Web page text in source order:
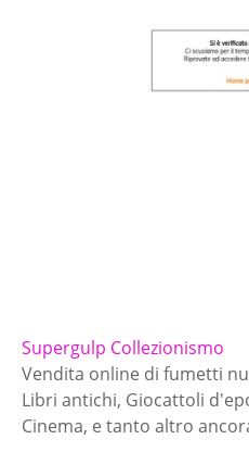
Supergulp Collezionismo
Vendita online di fumetti
Libri antichi, Giocattoli
Cinema, e tanto altro